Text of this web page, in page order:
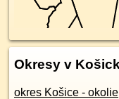
Okresy v
okres Košice - okolie